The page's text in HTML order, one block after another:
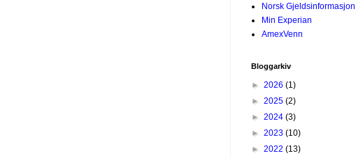
Norsk Gjeldsinformasjon
Min Experian
AmexVenn
Bloggarkiv
► 2026 (1)
► 2025 (2)
► 2024 (3)
► 2023 (10)
► 2022 (13)